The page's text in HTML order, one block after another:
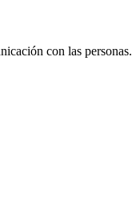
con las personas.